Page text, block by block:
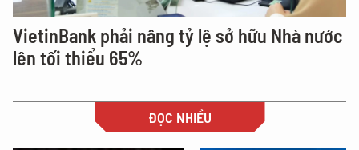
VietinBank phải nâng tỷ lệ sở hữu Nhà nước
lên tối thiểu 65%
ĐỌC NHIỀU